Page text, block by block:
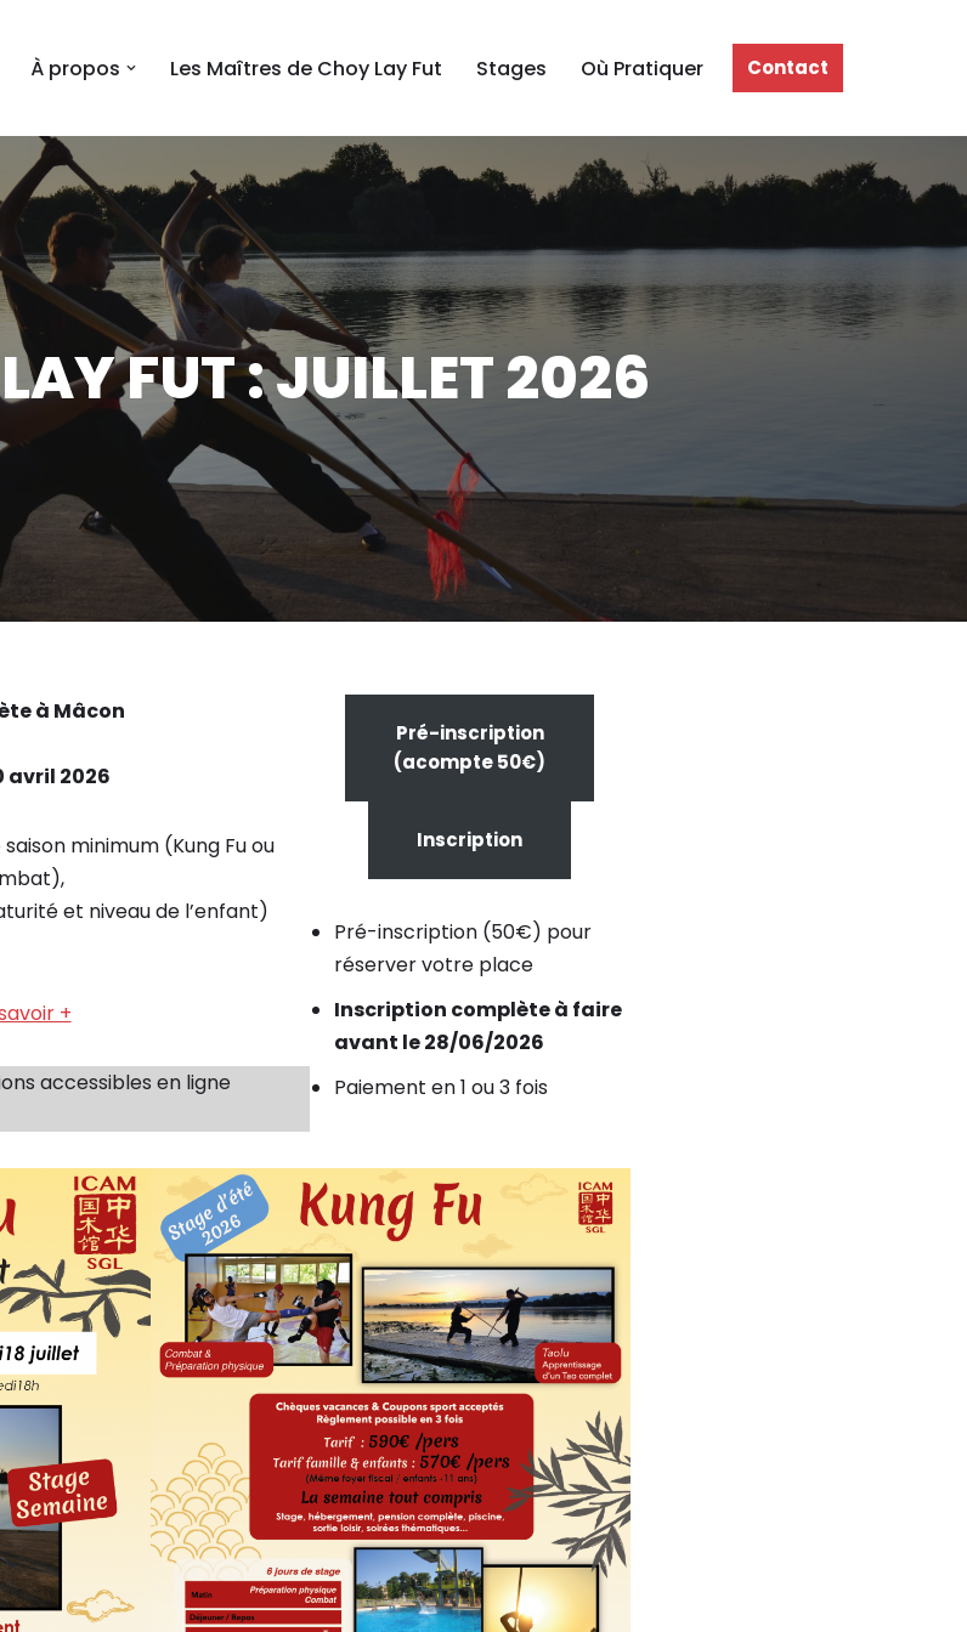
À propos Les Maîtres de Choy Lay Fut Stages Où Pratiquer Contact
FUT : JUILLET 2026
à Mâcon
avril 2026
minimum (Kung Fu ou
et niveau de l’enfant)
+
accessibles en ligne
Pré-inscription
(acompte 50€)
Inscription
Pré-inscription (50€) pour
réserver votre place
Inscription complète à faire
avant le 28/06/2026
Paiement en 1 ou 3 fois